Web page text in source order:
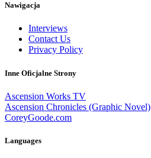
Nawigacja
Interviews
Contact Us
Privacy Policy
Inne Oficjalne Strony
Ascension Works TV
Ascension Chronicles (Graphic Novel)
CoreyGoode.com
Languages